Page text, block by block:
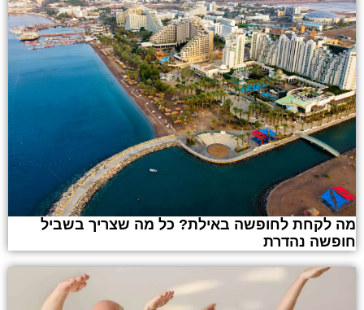
מה לקחת לחופשה באילת? כל מה שצריך בשביל
חופשה נהדרת